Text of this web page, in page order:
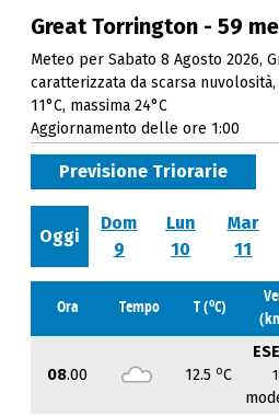
Great Torrington - 59
Meteo per Sabato 8 Agosto 2026,
caratterizzata da scarsa
11°C, massima 24°C
Aggiornamento delle ore 1:00
Previsione Triorarie
Oggi
Dom
9
Lun
10
Mar
11
Ora Tempo T (oC)
08.00 12.5 oC